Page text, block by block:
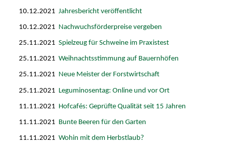
10.12.2021Jahresbericht veröffentlicht
10.12.2021 Nachwuchsförderpreise vergeben
25.11.2021Spielzeug für Schweine im Praxistest
25.11.2021Weihnachtsstimmung auf Bauernhöfen
25.11.2021 Neue Meister der Forstwirtschaft
25.11.2021 Leguminosentag: Online und vor Ort
11.11.2021 Hofcafés: Geprüfte Qualität seit 15 Jahren
11.11.2021 Bunte Beeren für den Garten
11.11.2021Wohin mit dem Herbstlaub?